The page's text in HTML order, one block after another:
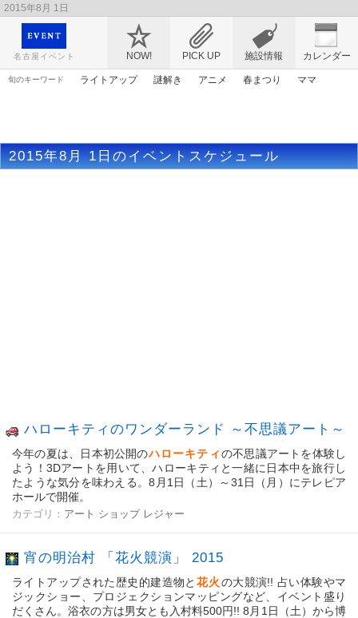
2015年8月 1日
映画や音楽コンサート、レジャーやアート、テレビ、ショップ、出会い、転職まで名古
屋のイベント情報を幅広く掲載
名古屋イベント NOW! PICK UP カレンダー
施設情報
旬のキーワード ライトアップ 謎解き アニメ 春まつり
ママ
2015年8月 1日のイベントスケジュール
ハローキティのワンダーランド ～不思議アート～
今年の夏は、日本初公開のハローキティの不思議アートを体験し
よう！3Dアートを用いて、ハローキティと一緒に日本中を旅行し
たような気分を味わえる。8月1日（土）～31日（月）にテレピア
ホールで開催。
カテゴリ： アート ショップ レジャー
宵の明治村 「花火競演」 2015
ライトアップされた歴史的建造物と 花火の大競演!! 占い体験やマ
ジックショー、プロジェクションマッピングなど、イベント盛り
だくさん。浴衣の方は男女とも入村料500円!! 8月1日（土）から博